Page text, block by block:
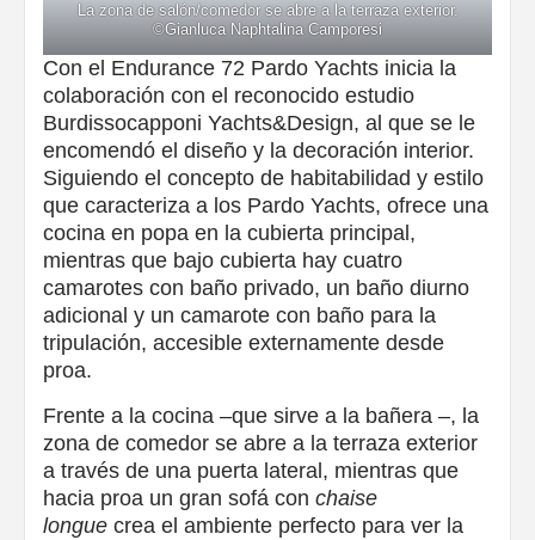
La zona de salón/comedor se abre a la terraza exterior.
©Gianluca Naphtalina Camporesi
Con el Endurance 72 Pardo Yachts inicia la
colaboración con el reconocido estudio
Burdissocapponi Yachts&Design, al que se le
encomendó el diseño y la decoración interior.
Siguiendo el concepto de habitabilidad y estilo
que caracteriza a los Pardo Yachts, ofrece una
cocina en popa en la cubierta principal,
mientras que bajo cubierta hay cuatro
camarotes con baño privado, un baño diurno
adicional y un camarote con baño para la
tripulación, accesible externamente desde
proa.
Frente a la cocina –que sirve a la bañera –, la
zona de comedor se abre a la terraza exterior
a través de una puerta lateral, mientras que
hacia proa un gran sofá con chaise
longue crea el ambiente perfecto para ver la